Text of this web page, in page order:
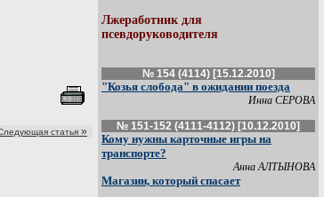
статья »
Лжеработник для
псевдоруководителя
№ 154 (4114) [15.12.2010]
"Козья слобода" в ожидании поезда
Инна СЕРОВА
№ 151-152 (4111-4112) [10.12.2010]
Кому нужны карточные игры на
транспорте?
Анна АЛТЫНОВА
Магазин, который спасает